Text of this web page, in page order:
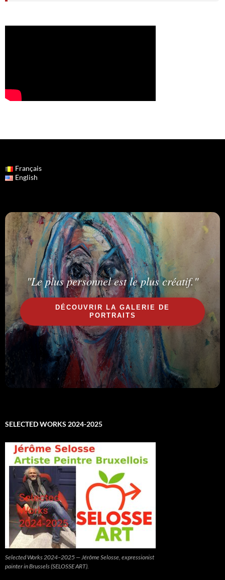
Français
English
"Le plus personnel est le plus créatif."
DÉCOUVRIR LA GALERIE DE
PORTRAITS
SELECTED WORKS 2024-2025
Selected Works 2024–2025 — Jérôme Selosse, expressionist
painter in Brussels (SELOSSE ART).